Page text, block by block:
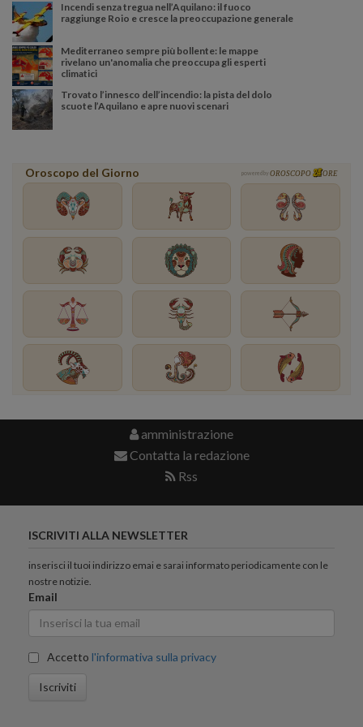
Incendi senza tregua nell’Aquilano: il fuoco
raggiunge Roio e cresce la preoccupazione generale
Mediterraneo sempre più bollente: le mappe
rivelano un'anomalia che preoccupa gli esperti
climatici
Trovato l’innesco dell’incendio: la pista del dolo
scuote l’Aquilano e apre nuovi scenari
Oroscopo del Giorno powered by OROSCOPO ORE
amministrazione
Contatta la redazione
Rss
ISCRIVITI ALLA NEWSLETTER
inserisci il tuoi indirizzo emai e sarai informato periodicamente con le
nostre notizie.
Email
Accetto l'informativa sulla privacy
Iscriviti